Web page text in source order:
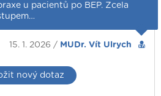
u pacientů po BEP. Zcela
15. 1. 2026 / MUDr. Vít Ulrych
nový dotaz